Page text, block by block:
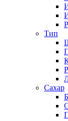
Тип
Сахар